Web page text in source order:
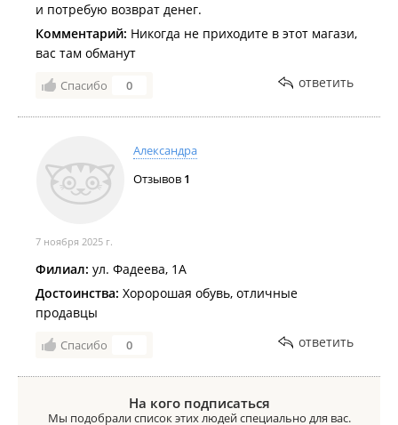
и потребую возврат денег.
Комментарий: Никогда не приходите в этот магази,
вас там обманут
Спасибо 0 ответить
Александра
Отзывов 1
7 ноября 2025 г.
Филиал: ул. Фадеева, 1А
Достоинства: Хоророшая обувь, отличные
продавцы
Спасибо 0 ответить
На кого подписаться
Мы подобрали список этих людей специально для вас.